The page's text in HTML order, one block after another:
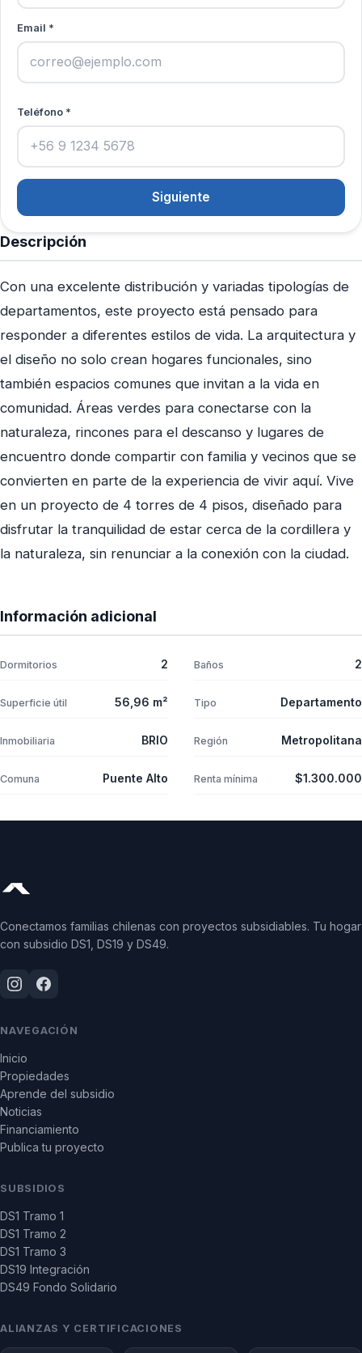
Descripción
Con una excelente distribución y variadas tipologías de
departamentos, este proyecto está pensado para
responder a diferentes estilos de vida. La arquitectura y
el diseño no solo crean hogares funcionales, sino
también espacios comunes que invitan a la vida en
comunidad. Áreas verdes para conectarse con la
naturaleza, rincones para el descanso y lugares de
encuentro donde compartir con familia y vecinos que se
convierten en parte de la experiencia de vivir aquí. Vive
en un proyecto de 4 torres de 4 pisos, diseñado para
disfrutar la tranquilidad de estar cerca de la cordillera y
la naturaleza, sin renunciar a la conexión con la ciudad.
Información adicional
Dormitorios 2 Baños 2
Superficie útil 56,96 m² Tipo Departamento
Inmobiliaria BRIO Región Metropolitana
Comuna Puente Alto Renta mínima $1.300.000
Email *
Teléfono *
Siguiente
Conectamos familias chilenas con proyectos subsidiables. Tu hogar
con subsidio DS1, DS19 y DS49.
NAVEGACIÓN
Inicio
Propiedades
Aprende del subsidio
Noticias
Financiamiento
Publica tu proyecto
SUBSIDIOS
DS1 Tramo 1
DS1 Tramo 2
DS1 Tramo 3
DS19 Integración
DS49 Fondo Solidario
ALIANZAS Y CERTIFICACIONES